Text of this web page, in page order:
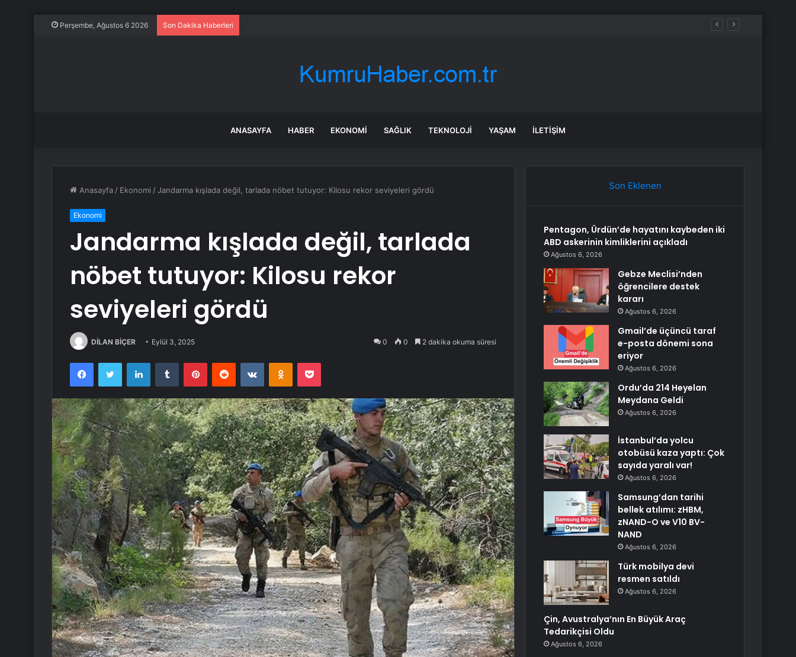
Perşembe, Ağustos 6 2026 Son Dakika Haberleri
ANASAYFA HABER EKONOMI SAĞLIK TEKNOLOJI YAŞAM İLETIŞIM
Anasayfa / Ekonomi /Jandarma kışlada değil, tarlada nöbet tutuyor: Kilosu rekor seviyeleri gördü
Ekonomi
Jandarma kışlada değil, tarlada
nöbet tutuyor: Kilosu rekor
seviyeleri gördü
DİLAN BİÇER Eylül 3, 2025 0 0 2 dakika okuma süresi
FacebookTwitter LinkedInTumblr PinterestReddit VKontakteOdnoklassniki
Pocket
Son Eklenen
Pentagon, Ürdün’de hayatını kaybeden iki
ABD askerinin kimliklerini açıkladı
Ağustos 6, 2026
Gebze Meclisi’nden
öğrencilere destek
kararı
Ağustos 6, 2026
Gmail’de üçüncü taraf
e-posta dönemi sona
eriyor
Ağustos 6, 2026
Ordu’da 214 Heyelan
Meydana Geldi
Ağustos 6, 2026
İstanbul’da yolcu
otobüsü kaza yaptı: Çok
sayıda yaralı var!
Ağustos 6, 2026
Samsung’dan tarihi
bellek atılımı: zHBM,
zNAND-O ve V10 BV-
NAND
Ağustos 6, 2026
Türk mobilya devi
resmen satıldı
Ağustos 6, 2026
Çin, Avustralya’nın En Büyük Araç
Tedarikçisi Oldu
Ağustos 6, 2026